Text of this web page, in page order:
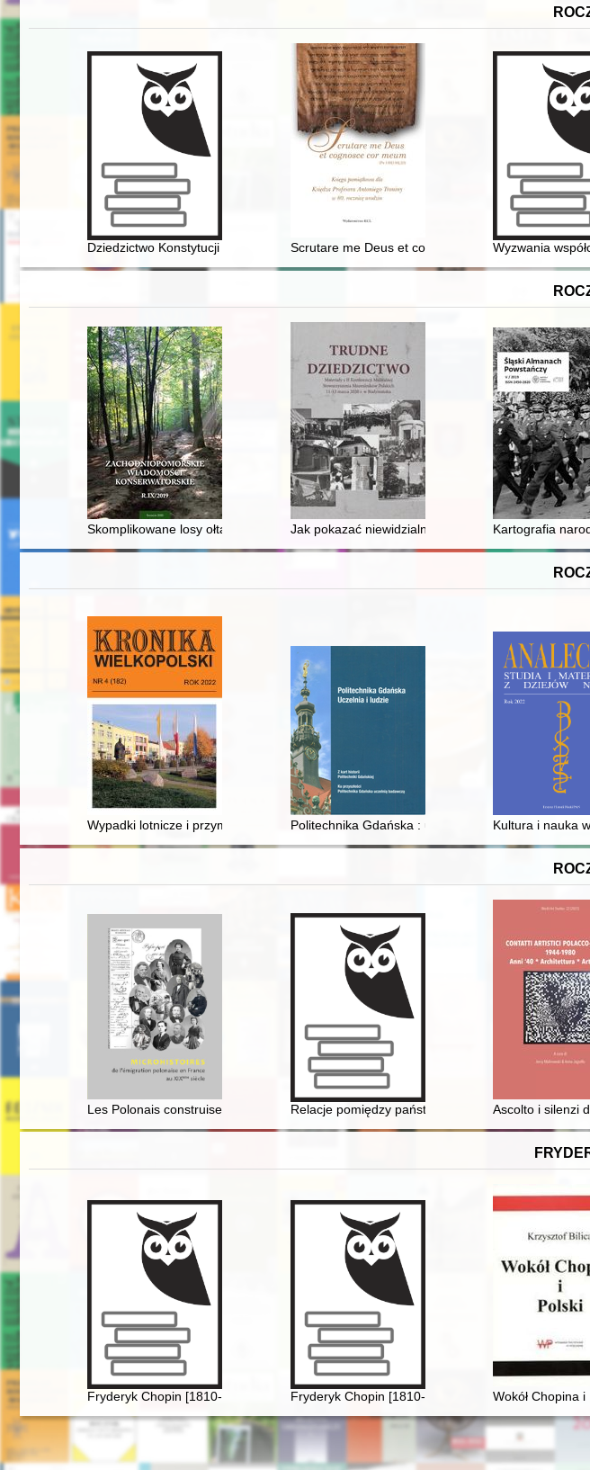
Dziedzictwo Konstytucji 1812 roku : z dziejów konstytucjonalizmu hiszpańskiego w XIX
Scrutare me Deus et cognosce cor meum" (Ps
Wyzwania
Skomplikowane losy ołtarza z kościoła pw. Wniebowzięcia NMP w Pęzinie
Jak pokazać niewidzialne? : dziedzictwo kulturowe
Kartografia
Wypadki lotnicze i przymusowe lądowania w województwie poznańskim w latach 1921-
Politechnika Gdańska : uczelnia i ludzie. [T. 1]
Kultura i nauka
Les Polonais construisent la Bretagne. Le rôle des émigrés polonais dans le progrès
Relacje pomiędzy państwem a KościołemAscolto i silenzi
Fryderyk Chopin [1810-1849]. Ród i nazwisko jakiego nie znamy
Fryderyk Chopin [1810-1849] Wokół Chopina